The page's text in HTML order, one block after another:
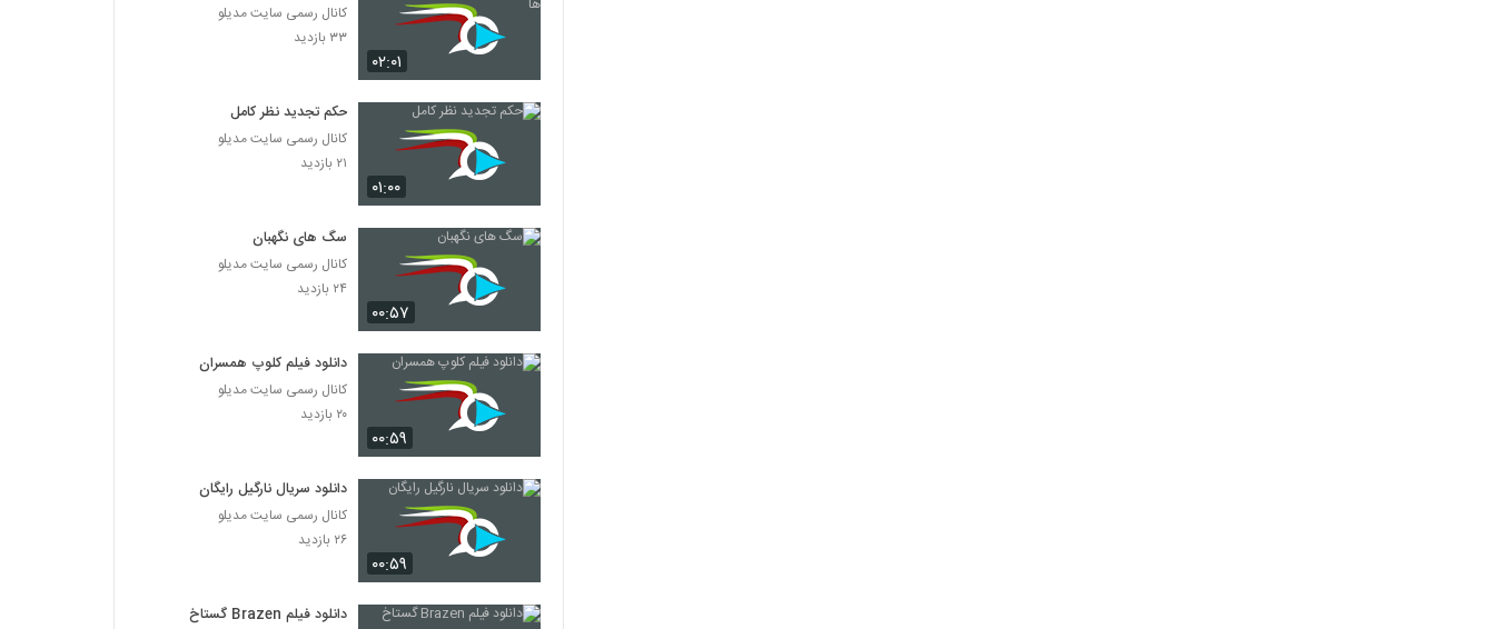
۰۲:۰۱
کانال رسمی سایت مدیلو
۳۳ بازدید
۰۱:۰۰
حکم تجدید نظر کامل
کانال رسمی سایت مدیلو
۲۱ بازدید
۰۰:۵۷
سگ های نگهبان
کانال رسمی سایت مدیلو
۲۴ بازدید
۰۰:۵۹
دانلود فیلم کلوپ همسران
کانال رسمی سایت مدیلو
۲۰ بازدید
۰۰:۵۹
دانلود سریال نارگیل رایگان
کانال رسمی سایت مدیلو
۲۶ بازدید
دانلود فیلم Brazen گستاخ